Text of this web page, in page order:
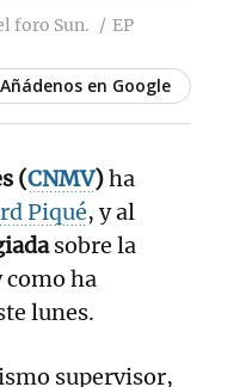
foro Sun. EP
Añádenos en Google
(CNMV)ha
Piqué, y al
sobre la
como ha
lunes.
supervisor,